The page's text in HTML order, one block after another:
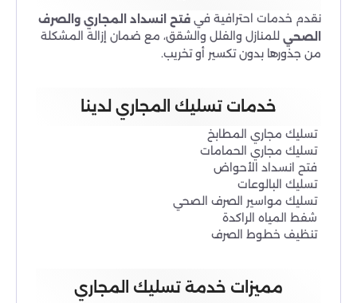
نقدم خدمات احترافية في فتح انسداد المجاري والصرف
الصحي للمنازل والفلل والشقق، مع ضمان إزالة المشكلة
من جذورها بدون تكسير أو تخريب.
خدمات تسليك المجاري لدينا
تسليك مجاري المطابخ
تسليك مجاري الحمامات
فتح انسداد الأحواض
تسليك البالوعات
تسليك مواسير الصرف الصحي
شفط المياه الراكدة
تنظيف خطوط الصرف
مميزات خدمة تسليك المجاري